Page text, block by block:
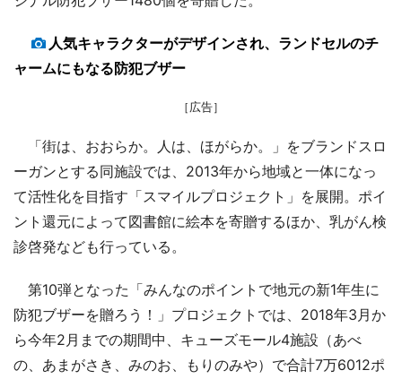
人気キャラクターがデザインされ、ランドセルのチ
ャームにもなる防犯ブザー
［広告］
「街は、おおらか。人は、ほがらか。」をブランドスロ
ーガンとする同施設では、2013年から地域と一体になっ
て活性化を目指す「スマイルプロジェクト」を展開。ポイ
ント還元によって図書館に絵本を寄贈するほか、乳がん検
診啓発なども行っている。
第10弾となった「みんなのポイントで地元の新1年生に
防犯ブザーを贈ろう！」プロジェクトでは、2018年3月か
ら今年2月までの期間中、キューズモール4施設（あべ
の、あまがさき、みのお、もりのみや）で合計7万6012ポ